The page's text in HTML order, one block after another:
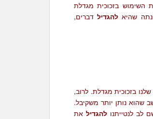
השימוש בזכוכית מגדלת
שהיא להגדילדברים,
בזכוכית מגדלת. לרוב,
שהוא נותן יותר משקיבל.
לב לנטייתנו להגדילאת